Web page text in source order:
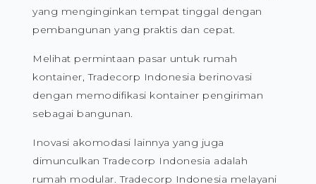
yang menginginkan tempat tinggal dengan
pembangunan yang praktis dan cepat.
Melihat permintaan pasar untuk rumah
kontainer, Tradecorp Indonesia berinovasi
dengan memodifikasi kontainer pengiriman
sebagai bangunan.
Inovasi akomodasi lainnya yang juga
dimunculkan Tradecorp Indonesia adalah
rumah modular. Tradecorp Indonesia melayani